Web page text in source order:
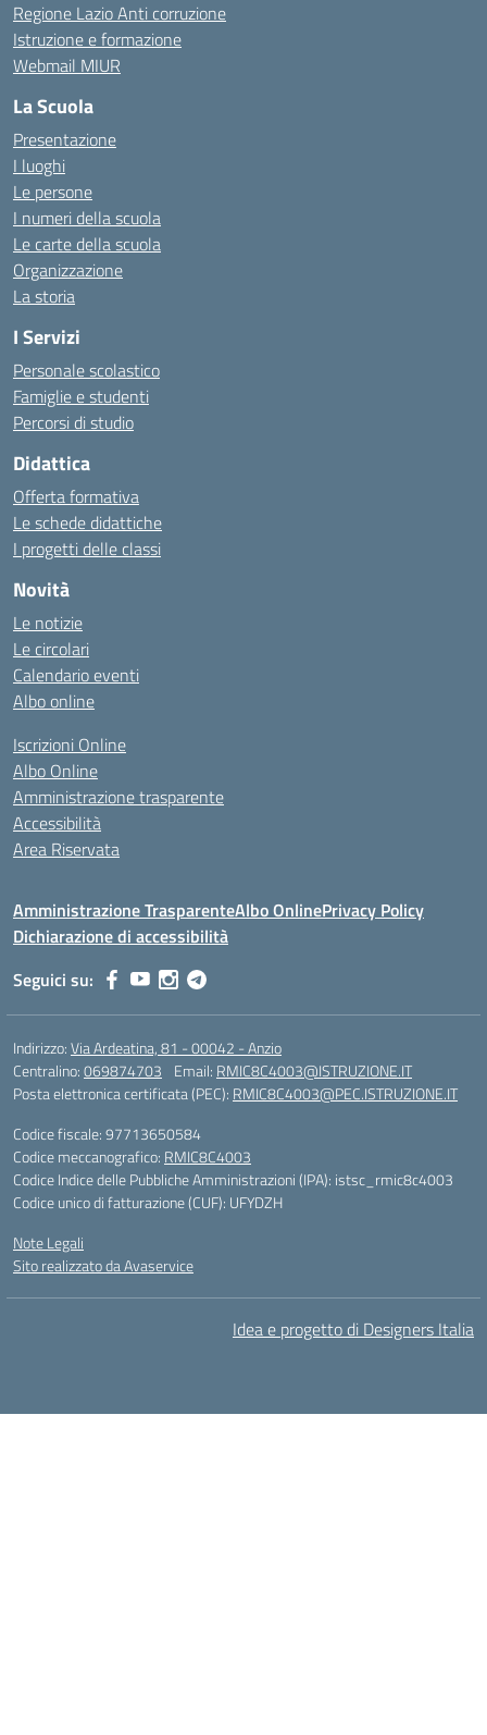
Regione Lazio Anti corruzione
Istruzione e formazione
Webmail MIUR
La Scuola
Presentazione
I luoghi
Le persone
I numeri della scuola
Le carte della scuola
Organizzazione
La storia
I Servizi
Personale scolastico
Famiglie e studenti
Percorsi di studio
Didattica
Offerta formativa
Le schede didattiche
I progetti delle classi
Novità
Le notizie
Le circolari
Calendario eventi
Albo online
Iscrizioni Online
Albo Online
Amministrazione trasparente
Accessibilità
Area Riservata
Amministrazione TrasparenteAlbo OnlinePrivacy Policy
Dichiarazione di accessibilità
Seguici su:
Indirizzo:Via Ardeatina, 81 - 00042 - Anzio
Centralino:069874703 Email: RMIC8C4003@ISTRUZIONE.IT
Posta elettronica certificata (PEC): RMIC8C4003@PEC.ISTRUZIONE.IT
Codice fiscale: 97713650584
Codice meccanografico: RMIC8C4003
Codice Indice delle Pubbliche Amministrazioni (IPA): istsc_rmic8c4003
Codice unico di fatturazione (CUF): UFYDZH
Note Legali
Sito realizzato da Avaservice
Idea e progetto di Designers Italia